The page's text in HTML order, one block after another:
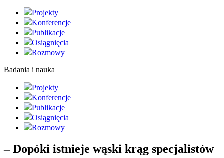
Projekty
Konferencje
Publikacje
Osiągnięcia
Rozmowy
Badania i nauka
Projekty
Konferencje
Publikacje
Osiągnięcia
Rozmowy
– Dopóki istnieje wąski krąg specjalistów